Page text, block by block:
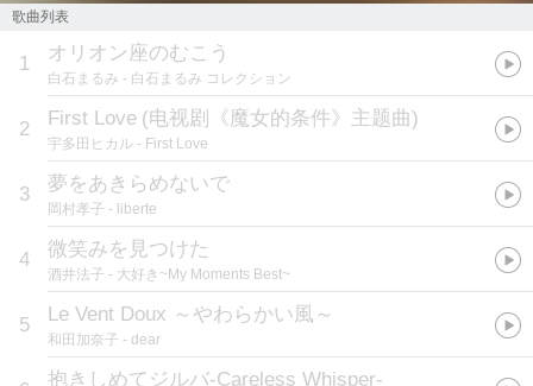
歌曲列表
1 オリオン座のむこう
白石まるみ - 白石まるみ コレクション
2 First Love (电视剧《魔女的条件》主题曲)
宇多田ヒカル - First Love
3 夢をあきらめないで
岡村孝子 - liberte
4 微笑みを見つけた
酒井法子 - 大好き~My Moments Best~
5 Le Vent Doux ～やわらかい風～
和田加奈子 - dear
抱きしめてジルバ-Careless Whisper-